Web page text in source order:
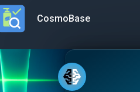
main menuCosmoBase